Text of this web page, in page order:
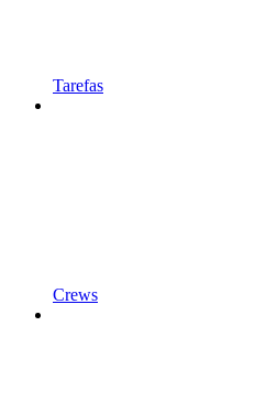
Tarefas
Crews